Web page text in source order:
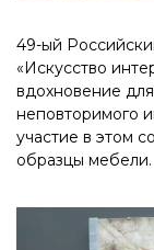
49-ый
«Искусство
вдохновение
неповторимого
участие в этом
образцы мебели.